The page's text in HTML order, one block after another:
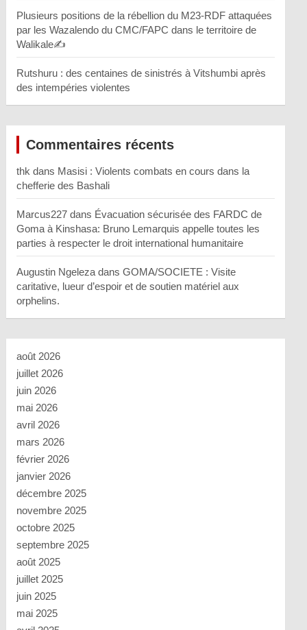
Plusieurs positions de la rébellion du M23-RDF attaquées
par les Wazalendo du CMC/FAPC dans le territoire de
Walikale✍️
Rutshuru : des centaines de sinistrés à Vitshumbi après
des intempéries violentes
Commentaires récents
thk dans Masisi : Violents combats en cours dans la
chefferie des Bashali
Marcus227 dans Évacuation sécurisée des FARDC de
Goma à Kinshasa: Bruno Lemarquis appelle toutes les
parties à respecter le droit international humanitaire
Augustin Ngeleza dansGOMA/SOCIETE : Visite
caritative, lueur d’espoir et de soutien matériel aux
orphelins.
août 2026
juillet 2026
juin 2026
mai 2026
avril 2026
mars 2026
février 2026
janvier 2026
décembre 2025
novembre 2025
octobre 2025
septembre 2025
août 2025
juillet 2025
juin 2025
mai 2025